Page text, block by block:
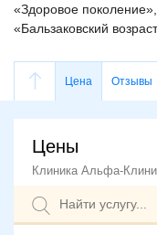
«Здоровое
«Бальзаковский
Цена Отзывы
Цены
Клиника Альфа-